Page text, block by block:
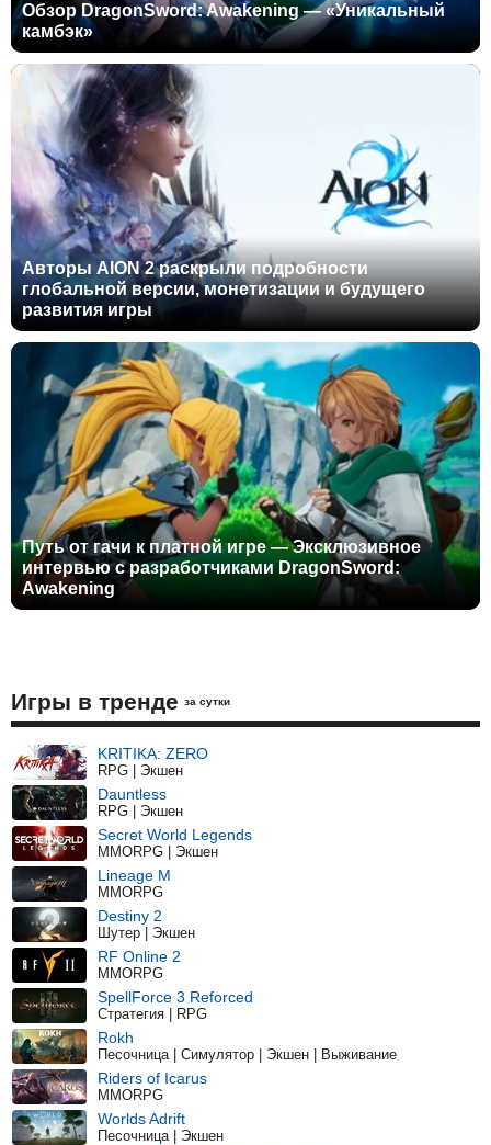
Обзор DragonSword: Awakening — «Уникальный
камбэк»
Авторы AION 2 раскрыли подробности
глобальной версии, монетизации и будущего
развития игры
Путь от гачи к платной игре — Эксклюзивное
интервью с разработчиками DragonSword:
Awakening
Игры в тренде за сутки
KRITIKA: ZERO
RPG | Экшен
Dauntless
RPG | Экшен
Secret World Legends
MMORPG | Экшен
Lineage M
MMORPG
Destiny 2
Шутер | Экшен
RF Online 2
MMORPG
SpellForce 3 Reforced
Стратегия | RPG
Rokh
Песочница | Симулятор | Экшен | Выживание
Riders of Icarus
MMORPG
Worlds Adrift
Песочница | Экшен